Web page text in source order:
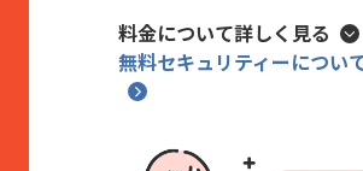
料金について詳しく見る
無料セキュリティーについ